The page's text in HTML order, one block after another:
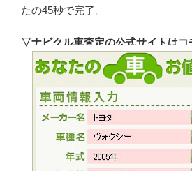
たの45秒で完了。
▽ナビクル車査定の公式サイトは